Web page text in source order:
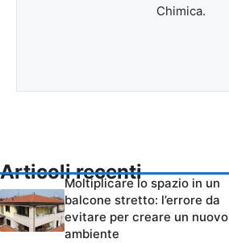
Chimica.
Articoli recenti
Moltiplicare lo spazio in un
balcone stretto: l’errore da
evitare per creare un nuovo
ambiente